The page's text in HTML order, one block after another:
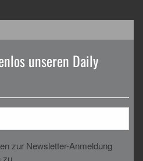
unseren Daily
zur Newsletter-Anmeldung